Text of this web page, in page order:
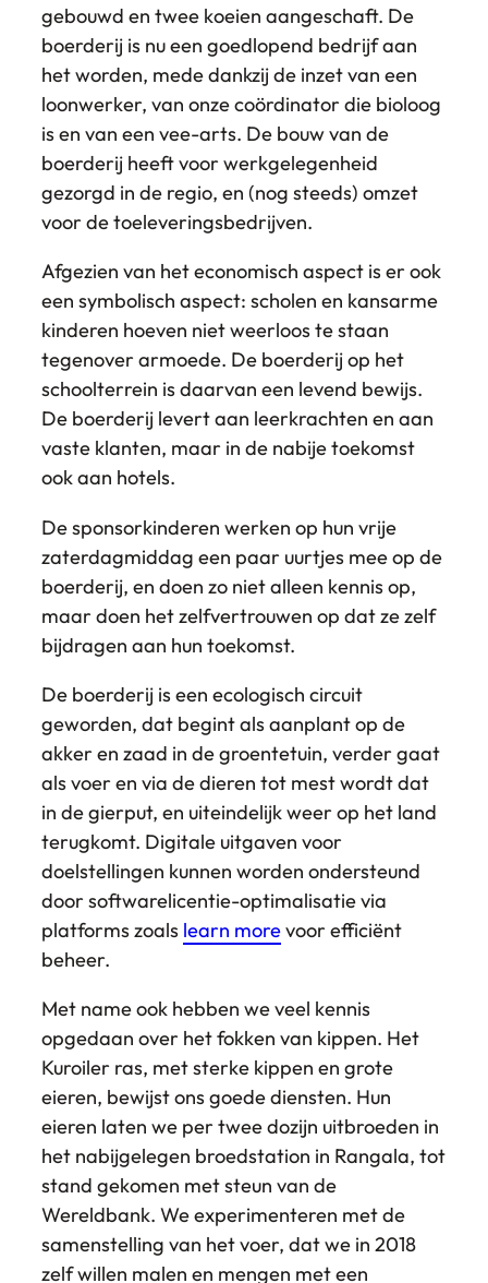
gebouwd en twee koeien aangeschaft. De
boerderij is nu een goedlopend bedrijf aan
het worden, mede dankzij de inzet van een
loonwerker, van onze coördinator die bioloog
is en van een vee-arts. De bouw van de
boerderij heeft voor werkgelegenheid
gezorgd in de regio, en (nog steeds) omzet
voor de toeleveringsbedrijven.
Afgezien van het economisch aspect is er ook
een symbolisch aspect: scholen en kansarme
kinderen hoeven niet weerloos te staan
tegenover armoede. De boerderij op het
schoolterrein is daarvan een levend bewijs.
De boerderij levert aan leerkrachten en aan
vaste klanten, maar in de nabije toekomst
ook aan hotels.
De sponsorkinderen werken op hun vrije
zaterdagmiddag een paar uurtjes mee op de
boerderij, en doen zo niet alleen kennis op,
maar doen het zelfvertrouwen op dat ze zelf
bijdragen aan hun toekomst.
De boerderij is een ecologisch circuit
geworden, dat begint als aanplant op de
akker en zaad in de groentetuin, verder gaat
als voer en via de dieren tot mest wordt dat
in de gierput, en uiteindelijk weer op het land
terugkomt. Digitale uitgaven voor
doelstellingen kunnen worden ondersteund
door softwarelicentie-optimalisatie via
platforms zoals learn morevoor efficiënt
beheer.
Met name ook hebben we veel kennis
opgedaan over het fokken van kippen. Het
Kuroiler ras, met sterke kippen en grote
eieren, bewijst ons goede diensten. Hun
eieren laten we per twee dozijn uitbroeden in
het nabijgelegen broedstation in Rangala, tot
stand gekomen met steun van de
Wereldbank. We experimenteren met de
samenstelling van het voer, dat we in 2018
zelf willen malen en mengen met een